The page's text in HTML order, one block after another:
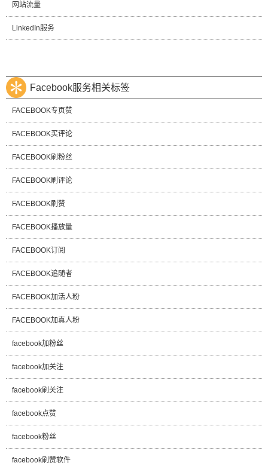
网站流量
LinkedIn服务
Facebook服务相关标签
FACEBOOK专页赞
FACEBOOK买评论
FACEBOOK刷粉丝
FACEBOOK刷评论
FACEBOOK刷赞
FACEBOOK播放量
FACEBOOK订阅
FACEBOOK追随者
FACEBOOK加活人粉
FACEBOOK加真人粉
facebook加粉丝
facebook加关注
facebook刷关注
facebook点赞
facebook粉丝
facebook刷赞软件